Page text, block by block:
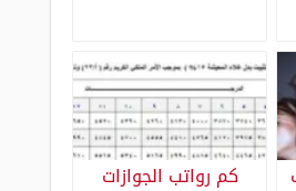
كم رواتب الجوازات